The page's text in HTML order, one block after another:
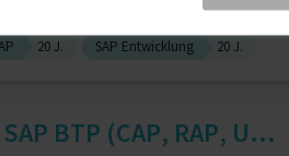
20 J. SAP Entwicklung 20 J.
BTP (CAP, RAP, U...